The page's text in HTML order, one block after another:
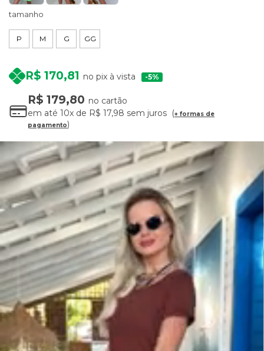
tamanho
P M G GG
R$ 170,81 no pix à vista 5%
R$ 179,80 no cartão
em até 10x de R$ 17,98 sem juros
+ formas de
pagamento